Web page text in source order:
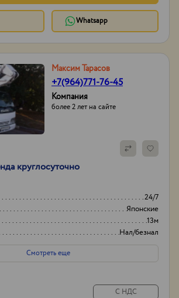
Whatsapp
Максим Тарасов
+7(964)771-76-45
Компания
более 2 лет на сайте
круглосуточно
24/7
Японские
13м
Нал/безнал
Смотреть еще
С НДС